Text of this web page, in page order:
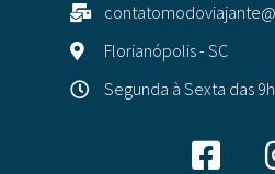
Florianópolis - SC
Segunda à Sexta das